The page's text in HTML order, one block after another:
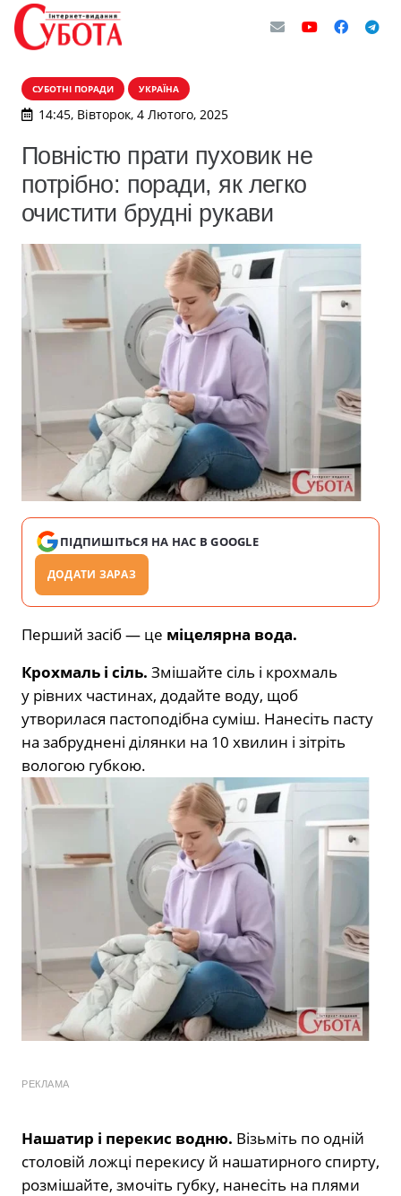
СУБОТНІ ПОРАДИ УКРАЇНА
14:45, Вівторок, 4 Лютого, 2025
Повністю прати пуховик не
потрібно: поради, як легко
очистити брудні рукави
ПІДПИШІТЬСЯ НА НАС В GOOGLE
ДОДАТИ ЗАРАЗ
Перший засіб — це міцелярна вода.
Крохмаль і сіль. Змішайте сіль і крохмаль
у рівних частинах, додайте воду, щоб
утворилася пастоподібна суміш. Нанесіть пасту
на забруднені ділянки на 10 хвилин і зітріть
вологою губкою.
РЕКЛАМА
Нашатир і перекис водню. Візьміть по одній
столовій ложці перекису й нашатирного спирту,
розмішайте, змочіть губку, нанесіть на плями